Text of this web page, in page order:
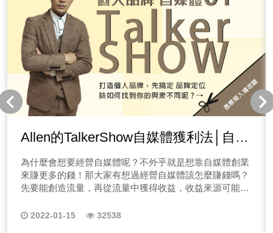
Allen的TalkerShow自媒體獲利法│自媒
體如何做品牌定位
為什麼會想要經營自媒體呢？不外乎就是想靠自媒體創業
來賺更多的錢！那大家有想過經營自媒體該怎麼賺錢嗎？
先要能創造流量，再從流量中獲得收益，收益來源可能是
還沒賺到錢？不少人開了節目、寫了部落格，有了一點流
2022-01-15 32538